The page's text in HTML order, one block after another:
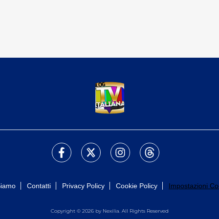
Contatti Privacy Policy Cookie Policy Impostazioni
Copyright © 2026 by Nexilia. All Rights Reserved